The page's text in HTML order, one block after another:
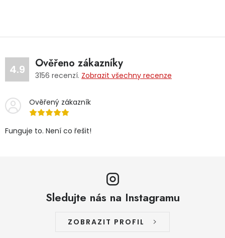
4.9 Ověřeno zákazníky
3156 recenzí. Zobrazit všechny recenze
Ověřený zákazník
Funguje to. Není co řešit!
Sledujte nás na Instagramu
ZOBRAZIT PROFIL